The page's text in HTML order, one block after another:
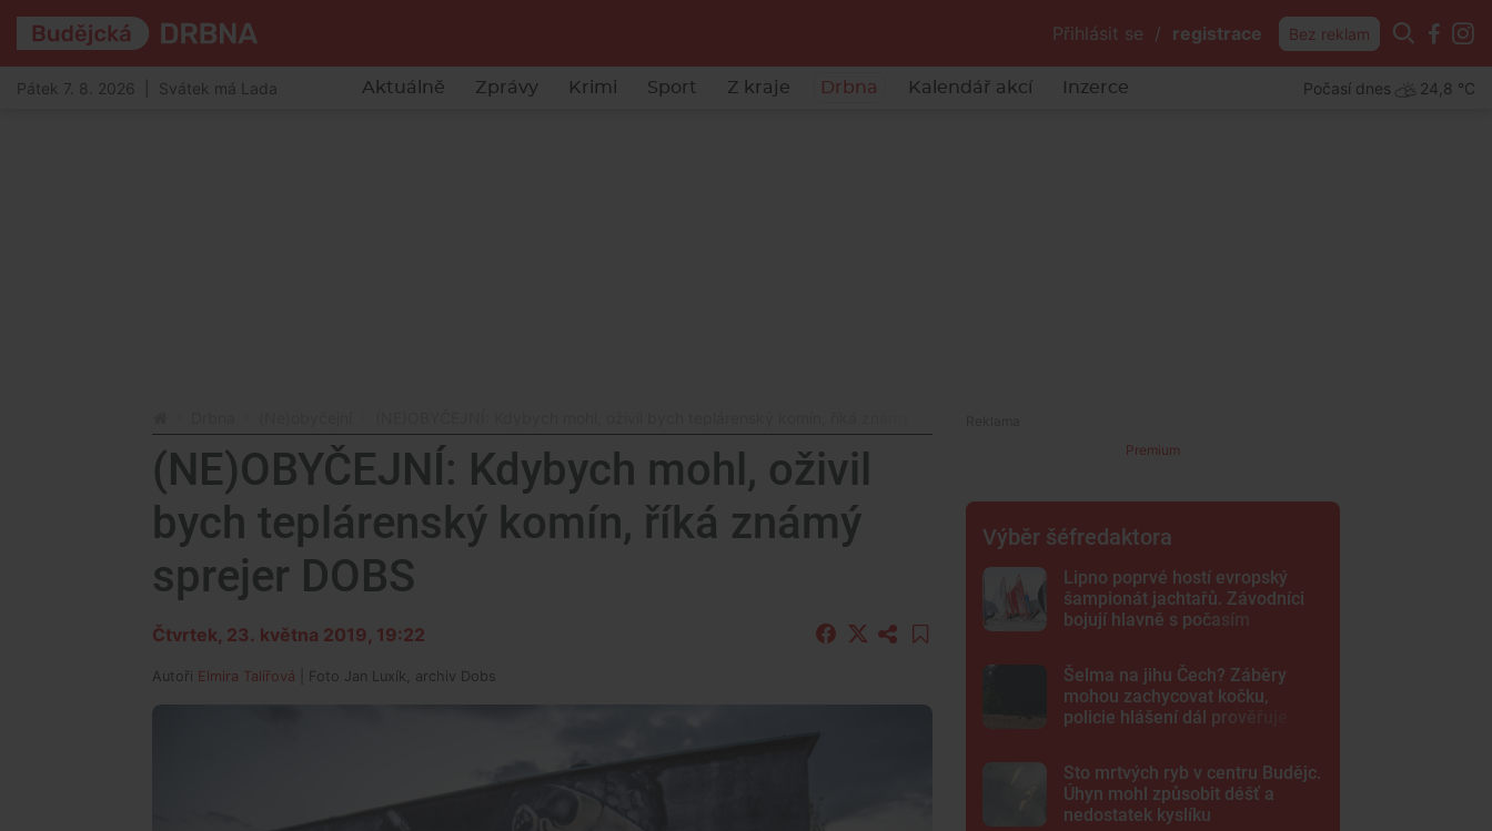
Přihlásit se / registrace Bez reklam
Pátek 7. 8. 2026 | Svátek má Lada Aktuálně Zprávy Krimi Sport Z kraje Drbna Kalendář akcí Inzerce Počasí dnes 24,8 °C
(NE)OBYČEJNÍ: Kdybych mohl, oživil
bych teplárenský komín, říká známý
sprejer DOBS
Čtvrtek, 23. května 2019, 19:22
Autoři Elmira Talířová | Foto Jan Luxík, archiv Dobs
Premium
Výběr šéfredaktora
Lipno poprvé hostí evropský
šampionát jachtařů. Závodníci
bojují hlavně s počasím
Šelma na jihu Čech? Záběry
mohou zachycovat kočku,
policie hlášení dál prověřuje
Sto mrtvých ryb v centru Budějc.
Úhyn mohl způsobit déšť a
nedostatek kyslíku